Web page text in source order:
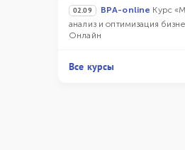
02.09 BPA-online Курс
анализ и оптимизация
Онлайн
Все курсы